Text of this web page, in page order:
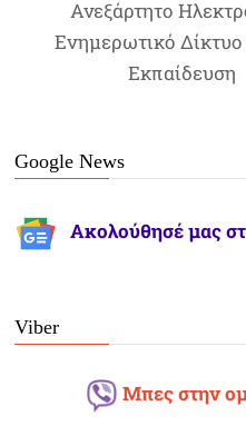
Ανεξάρτητο
Ενημερωτικό Δίκτυο
Εκπαίδευση
Google News
Ακολούθησέ μας
Viber
Μπες στην